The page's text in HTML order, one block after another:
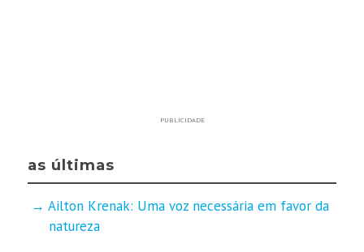
PUBLICIDADE
as últimas
Ailton Krenak: Uma voz necessária em favor da
natureza